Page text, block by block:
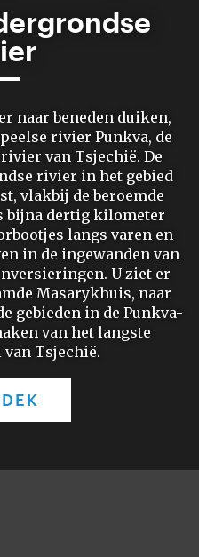
naar beneden duiken,
rivier Punkva, de
van Tsjechië. De
rivier in het gebied
vlakbij de beroemde
bijna dertig kilometer
langs varen en
in de ingewanden van
U ziet er
Masarykhuis, naar
gebieden in de Punkva-
van het langste
Tsjechië.